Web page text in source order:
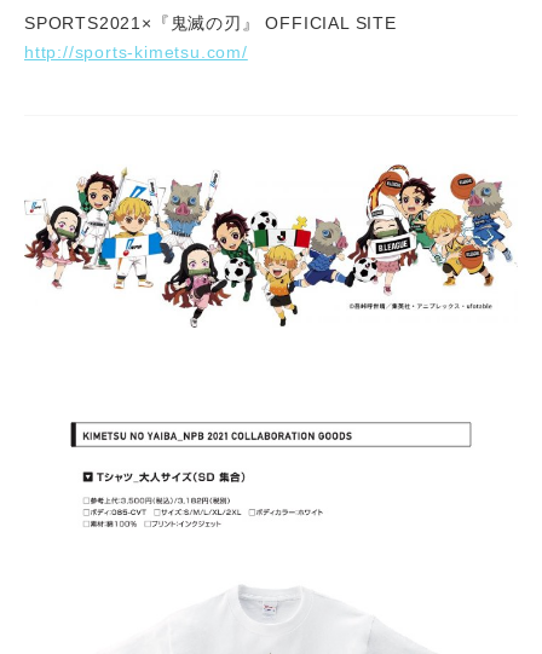
SPORTS2021×『鬼滅の刃』 OFFICIAL SITE
http://sports-kimetsu.com/